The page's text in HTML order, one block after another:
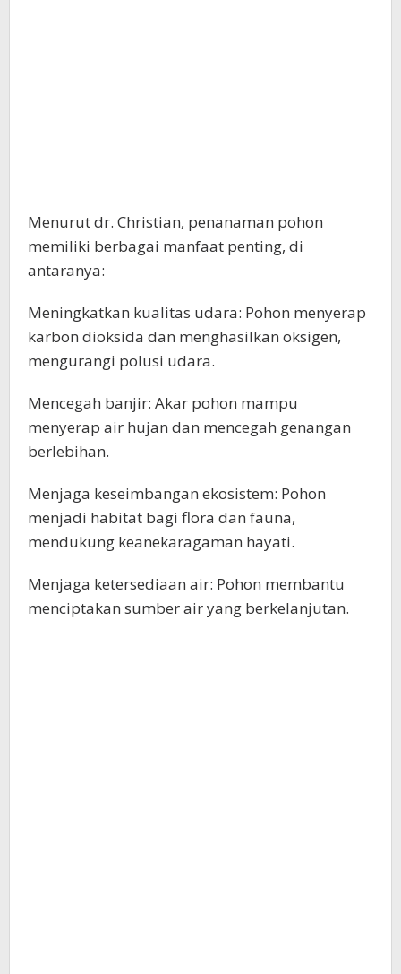
Menurut dr. Christian, penanaman pohon
memiliki berbagai manfaat penting, di
antaranya:
Meningkatkan kualitas udara: Pohon menyerap
karbon dioksida dan menghasilkan oksigen,
mengurangi polusi udara.
Mencegah banjir: Akar pohon mampu
menyerap air hujan dan mencegah genangan
berlebihan.
Menjaga keseimbangan ekosistem: Pohon
menjadi habitat bagi flora dan fauna,
mendukung keanekaragaman hayati.
Menjaga ketersediaan air: Pohon membantu
menciptakan sumber air yang berkelanjutan.